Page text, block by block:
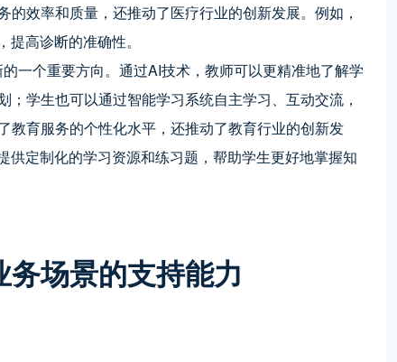
效率和质量，还推动了医疗行业的创新发展。例如，
高诊断的准确性。
一个重要方向。通过AI技术，教师可以更精准地了解学
学生也可以通过智能学习系统自主学习、互动交流，
教育服务的个性化水平，还推动了教育行业的创新发
定制化的学习资源和练习题，帮助学生更好地掌握知
场景的支持能力